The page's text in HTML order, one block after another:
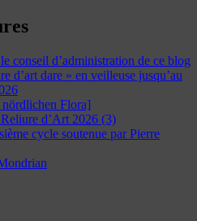
conseil d’administration de ce blog
d’art dare » en veilleuse jusqu’au
Flora]
d’Art 2026 (3)
cycle soutenue par Pierre